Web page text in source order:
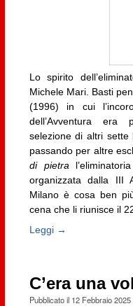
Lo spirito
Michele Mari. Basti
(1996) in cui
dell’Avventura era
selezione di altri sette
passando per altre
di pietra
organizzata dalla III
Milano è cosa ben
cena che li riunisce il
Leggi →
C’era una
Pubblicato il 12 Febbraio 2025